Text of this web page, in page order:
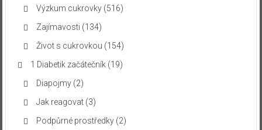
Výzkum cukrovky(516)
Zajímavosti (134)
Život s cukrovkou (154)
1 Diabetik začátečník(19)
Diapojmy(2)
Jak reagovat(3)
Podpůrné prostředky(2)